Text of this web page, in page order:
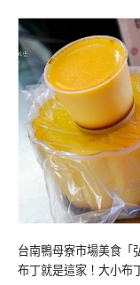
台南鴨母寮市場美食「
布丁就是這家！大小布